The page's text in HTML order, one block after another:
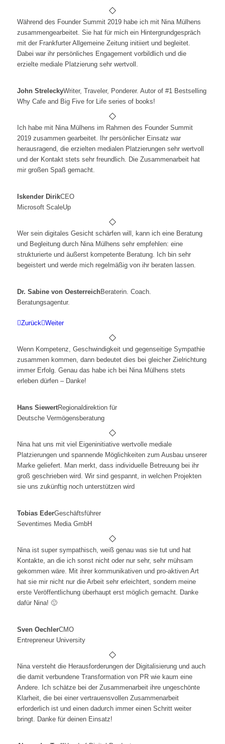
Während des Founder Summit 2019 habe ich mit Nina Mülhens
zusammengearbeitet. Sie hat für mich ein Hintergrundgespräch
mit der Frankfurter Allgemeine Zeitung initiiert und begleitet.
Dabei war ihr persönliches Engagement vorbildlich und die
erzielte mediale Platzierung sehr wertvoll.
John StreleckyWriter, Traveler, Ponderer. Autor of #1 Bestselling
Why Cafe and Big Five for Life series of books!
Ich habe mit Nina Mülhens im Rahmen des Founder Summit
2019 zusammen gearbeitet. Ihr persönlicher Einsatz war
herausragend, die erzielten medialen Platzierungen sehr wertvoll
und der Kontakt stets sehr freundlich. Die Zusammenarbeit hat
mir großen Spaß gemacht.
Iskender DirikCEO
Microsoft ScaleUp
Wer sein digitales Gesicht schärfen will, kann ich eine Beratung
und Begleitung durch Nina Mülhens sehr empfehlen: eine
strukturierte und äußerst kompetente Beratung. Ich bin sehr
begeistert und werde mich regelmäßig von ihr beraten lassen.
Dr. Sabine von OesterreichBeraterin. Coach.
Beratungsagentur.
Zurück Weiter
Wenn Kompetenz, Geschwindigkeit und gegenseitige Sympathie
zusammen kommen, dann bedeutet dies bei gleicher Zielrichtung
immer Erfolg. Genau das habe ich bei Nina Mülhens stets
erleben dürfen – Danke!
Hans SiewertRegionaldirektion für
Deutsche Vermögensberatung
Nina hat uns mit viel Eigeninitiative wertvolle mediale
Platzierungen und spannende Möglichkeiten zum Ausbau unserer
Marke geliefert. Man merkt, dass individuelle Betreuung bei ihr
groß geschrieben wird. Wir sind gespannt, in welchen Projekten
sie uns zukünftig noch unterstützen wird
Tobias EderGeschäftsführer
Seventimes Media GmbH
Nina ist super sympathisch, weiß genau was sie tut und hat
Kontakte, an die ich sonst nicht oder nur sehr, sehr mühsam
gekommen wäre. Mit ihrer kommunikativen und pro-aktiven Art
hat sie mir nicht nur die Arbeit sehr erleichtert, sondern meine
erste Veröffentlichung überhaupt erst möglich gemacht. Danke
dafür Nina! 🙂
Sven OechlerCMO
Entrepreneur University
Nina versteht die Herausforderungen der Digitalisierung und auch
die damit verbundene Transformation von PR wie kaum eine
Andere. Ich schätze bei der Zusammenarbeit ihre ungeschönte
Klarheit, die bei einer vertrauensvollen Zusammenarbeit
erforderlich ist und einen dadurch immer einen Schritt weiter
bringt. Danke für deinen Einsatz!